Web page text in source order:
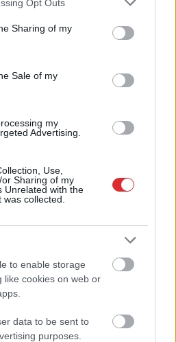
behaviour. You may click to
and its third-party tags to
purposes in below Google
Opt Outs
Sharing of my
Sale of my
my
Advertising.
Use,
Sharing of my
Unrelated with the
collected.
to enable storage
like cookies on web or
data to be sent to
purposes.
pavadīt
villā?
iespēja,
vēl nezina
Vai darbs no 9.00 līdz
17.00 jūs tracina?
Numerologi izceļ četrus
kuru īpašniekiem
brīvība ir īpaši svarīga
Ziņot